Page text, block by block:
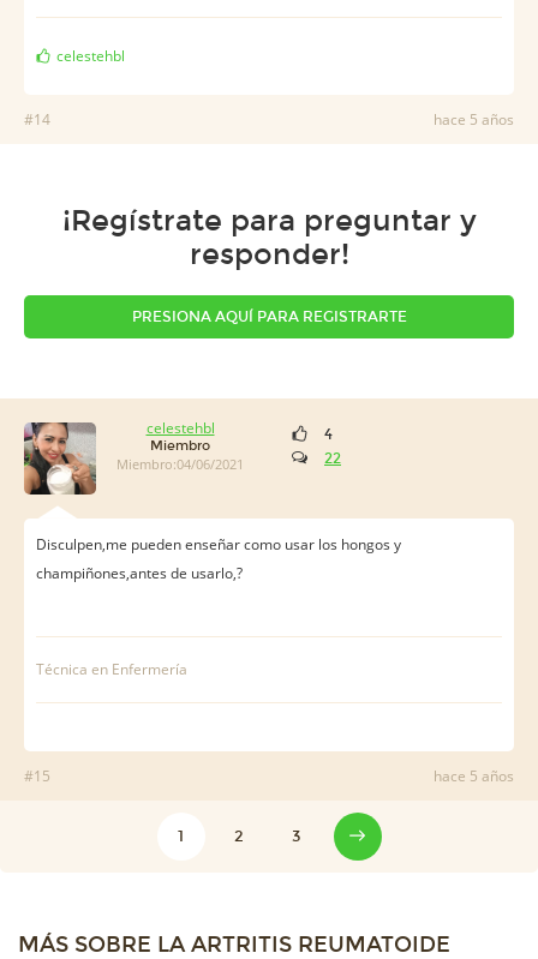
celestehbl
#14 hace 5 años
¡Regístrate para preguntar y
responder!
PRESIONA AQUÍ PARA REGISTRARTE
celestehbl
Miembro
Miembro:04/06/2021
4
22
Disculpen,me pueden enseñar como usar los hongos y
champiñones,antes de usarlo,?
Técnica en Enfermería
#15 hace 5 años
1 2 3
MÁS SOBRE LA ARTRITIS REUMATOIDE